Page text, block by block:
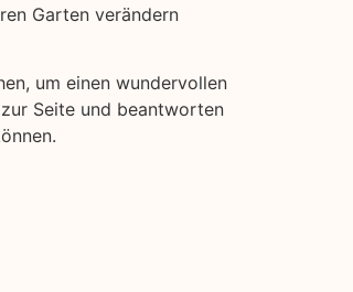
Garten verändern
um einen wundervollen
Seite und beantworten